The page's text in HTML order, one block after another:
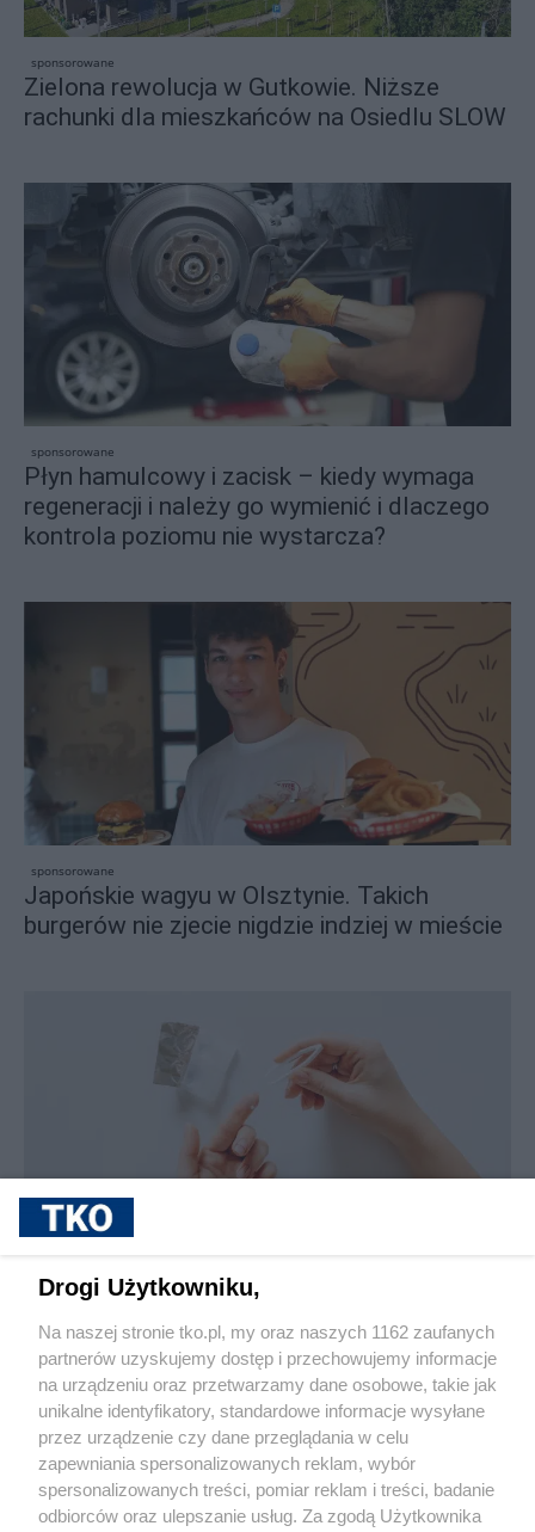
sponsorowane
Zielona rewolucja w Gutkowie. Niższe
rachunki dla mieszkańców na Osiedlu SLOW
sponsorowane
Płyn hamulcowy i zacisk – kiedy wymaga
regeneracji i należy go wymienić i dlaczego
kontrola poziomu nie wystarcza?
sponsorowane
Japońskie wagyu w Olsztynie. Takich
burgerów nie zjecie nigdzie indziej w mieście
Jak rozpoznać, że soczewki kontaktowe są
Pokaż więcej
Drogi Użytkowniku,
Na naszej stronie tko.pl, my oraz naszych 1162 zaufanych
partnerów uzyskujemy dostęp i przechowujemy informacje
na urządzeniu oraz przetwarzamy dane osobowe, takie jak
unikalne identyfikatory, standardowe informacje wysyłane
przez urządzenie czy dane przeglądania w celu
zapewniania spersonalizowanych reklam, wybór
spersonalizowanych treści, pomiar reklam i treści, badanie
odbiorców oraz ulepszanie usług. Za zgodą Użytkownika